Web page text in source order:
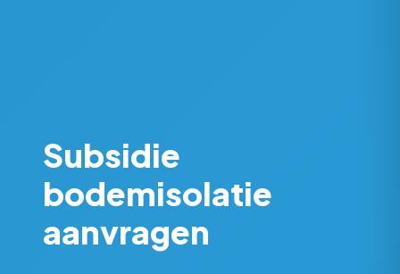
Subsidie
bodemisolatie
aanvragen